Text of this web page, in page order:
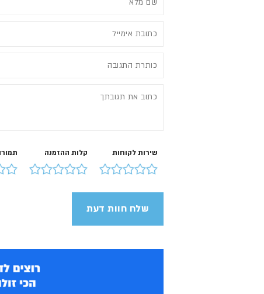
שירות לקוחות קלות ההזמנה